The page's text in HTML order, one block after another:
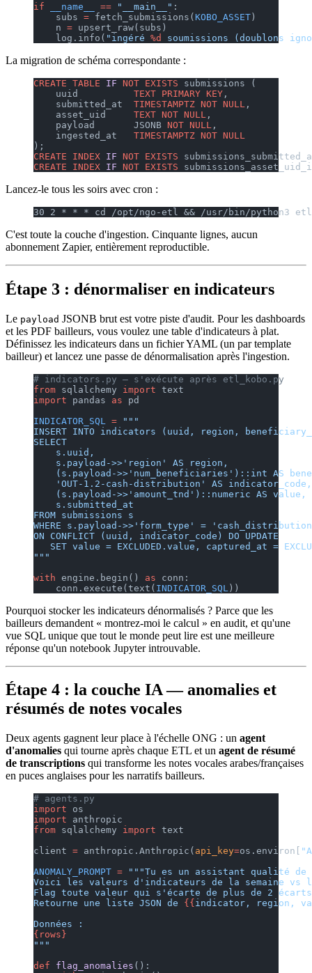
if __name__ == "__main__" :
    subs
= fetch_submissions( KOBO_ASSET )
    n
= upsert_raw(subs)
    log.info(
"ingéré %d soumissions (doublons
La migration de schéma correspondante :
CREATE TABLE IF NOT EXISTS submissions (
    uuid
TEXT PRIMARY KEY ,
    submitted_at
TIMESTAMPTZ NOT NULL ,
    asset_uid
TEXT NOT NULL ,
    payload       JSONB
NOT NULL ,
    ingested_at
TIMESTAMPTZ NOT NULL
);
CREATE INDEX IF NOT EXISTS
CREATE INDEX IF NOT EXISTS
Lancez-le tous les soirs avec cron :
30 2 * * * cd /opt/ngo-etl && /usr/bin/python3
C'est toute la couche d'ingestion. Cinquante lignes, aucun
abonnement Zapier, entièrement reproductible.
Étape 3 : dénormaliser en indicateurs
Le payload JSONB brut est votre piste d'audit. Pour les dashboards
et les PDF bailleurs, vous voulez une table d'indicateurs à plat.
Définissez les indicateurs dans un fichier YAML (un par template
bailleur) et lancez une passe de dénormalisation après l'ingestion.
# indicators.py — s'exécute après etl_kobo.py
from sqlalchemy import text
import pandas as pd
INDICATOR_SQL
= """
INSERT INTO indicators (uuid, region,
SELECT
    s.uuid,
    s.payload->>'region' AS region,
(s.payload->>'num_beneficiaries')::int AS
    'OUT-1.2-cash-distribution' AS indicator_code,
    (s.payload->>'amount_tnd')::numeric AS value,
    s.submitted_at
FROM submissions s
WHERE s.payload->>'form_type' =
ON CONFLICT (uuid, indicator_code) DO UPDATE
SET value = EXCLUDED.value, captured_at =
"""
with engine.begin() as conn:
    conn.execute(text(
INDICATOR_SQL ))
Pourquoi stocker les indicateurs dénormalisés ? Parce que les
bailleurs demandent « montrez-moi le calcul » en audit, et qu'une
vue SQL unique que tout le monde peut lire est une meilleure
réponse qu'un notebook Jupyter introuvable.
Étape 4 : la couche IA — anomalies et
résumés de notes vocales
Deux agents gagnent leur place à l'échelle ONG : un agent
d'anomalies qui tourne après chaque ETL et un agent de résumé
de transcriptions qui transforme les notes vocales arabes/françaises
en puces anglaises pour les narratifs bailleurs.
# agents.py
import os
import anthropic
from sqlalchemy import text
client = anthropic.Anthropic( api_key=os.environ[
ANOMALY_PROMPT = """Tu es un assistant qualité de
Voici les valeurs d'indicateurs de la semaine vs
Flag toute valeur qui s'écarte de plus de 2
Retourne une liste JSON de {{ indicator, region,
Données :
{rows}
"""
def flag_anomalies ():